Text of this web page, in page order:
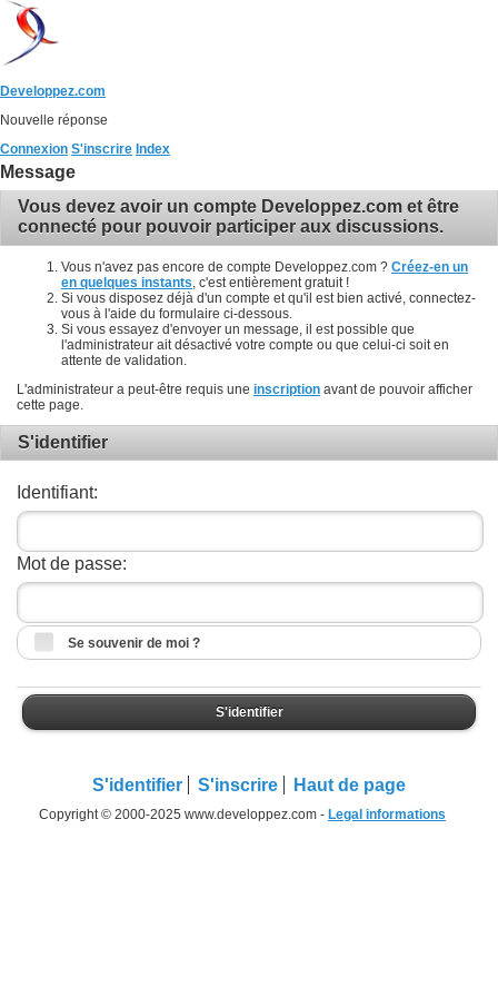
Developpez.com
Nouvelle réponse
Connexion S'inscrire Index
Message
Vous devez avoir un compte Developpez.com et être
connecté pour pouvoir participer aux discussions.
Vous n'avez pas encore de compte Developpez.com ? Créez-en un
en quelques instants , c'est entièrement gratuit !
Si vous disposez déjà d'un compte et qu'il est bien activé, connectez-
vous à l'aide du formulaire ci-dessous.
Si vous essayez d'envoyer un message, il est possible que
l'administrateur ait désactivé votre compte ou que celui-ci soit en
attente de validation.
L'administrateur a peut-être requis une inscription avant de pouvoir afficher
cette page.
S'identifier
Identifiant:
Mot de passe:
Se souvenir de moi ?
S'identifier
S'identifier S'inscrire Haut de page
Copyright © 2000-2025 www.developpez.com - Legal informations